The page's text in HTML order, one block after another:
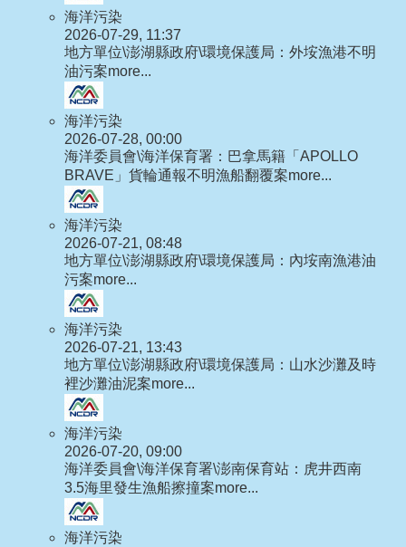
海洋污染
2026-07-29, 11:37
地方單位\澎湖縣政府\環境保護局：外垵漁港不明
油污案more...
海洋污染
2026-07-28, 00:00
海洋委員會\海洋保育署：巴拿馬籍「APOLLO
BRAVE」貨輪通報不明漁船翻覆案more...
海洋污染
2026-07-21, 08:48
地方單位\澎湖縣政府\環境保護局：內垵南漁港油
污案more...
海洋污染
2026-07-21, 13:43
地方單位\澎湖縣政府\環境保護局：山水沙灘及時
裡沙灘油泥案more...
海洋污染
2026-07-20, 09:00
海洋委員會\海洋保育署\澎南保育站：虎井西南
3.5海里發生漁船擦撞案more...
海洋污染